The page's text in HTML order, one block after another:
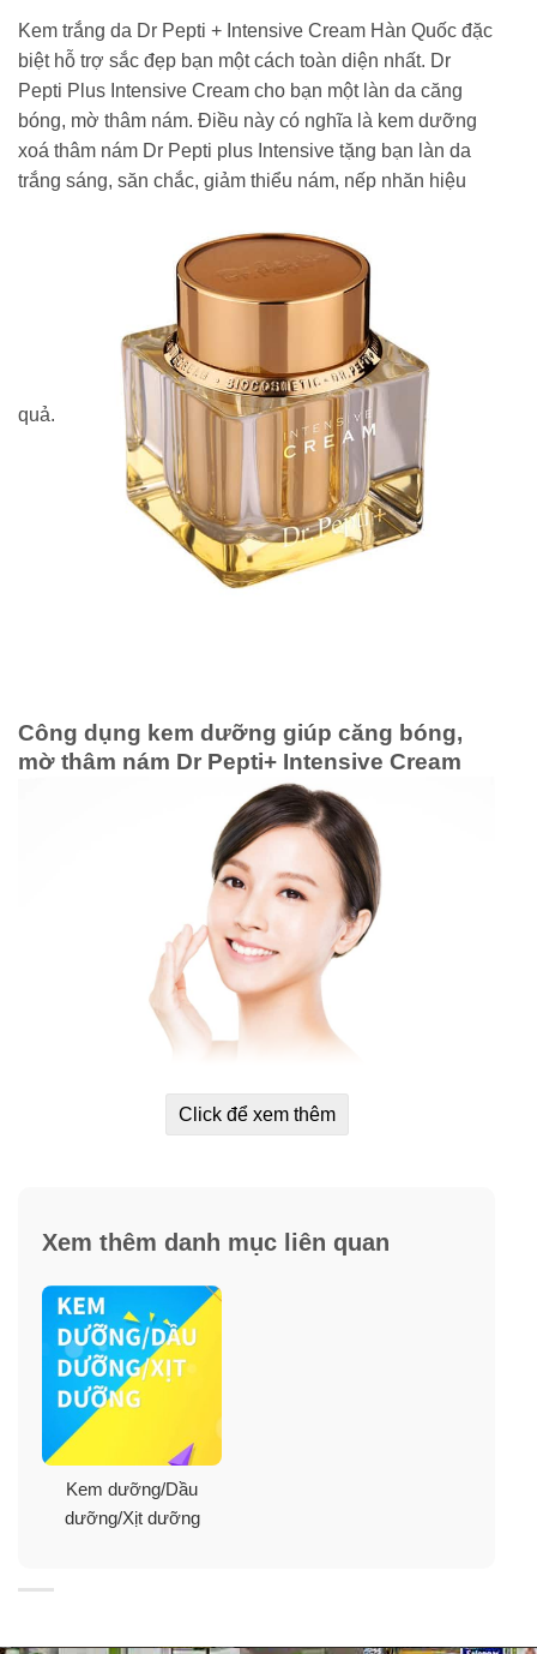
Kem trắng da Dr Pepti + Intensive Cream Hàn Quốc đặc
biệt hỗ trợ sắc đẹp bạn một cách toàn diện nhất. Dr
Pepti Plus Intensive Cream cho bạn một làn da căng
bóng, mờ thâm nám. Điều này có nghĩa là kem dưỡng
xoá thâm nám Dr Pepti plus Intensive tặng bạn làn da
trắng sáng, săn chắc, giảm thiểu nám, nếp nhăn hiệu
quả.
Công dụng kem dưỡng giúp căng bóng,
mờ thâm nám Dr Pepti+ Intensive Cream
tàn nhang.
Cân bằng độ ẩm và độ đàn hồi cho da.
Giúp da bạn luôn săn chắc, mịn màng và khoẻ đẹp
hơn.
Giảm thiểu nhão da, chảy xệ, giúp da trẻ trung, đầy
sức sống.
Click để xem thêm
Xem thêm danh mục liên quan
Kem dưỡng/Dầu
dưỡng/Xịt dưỡng